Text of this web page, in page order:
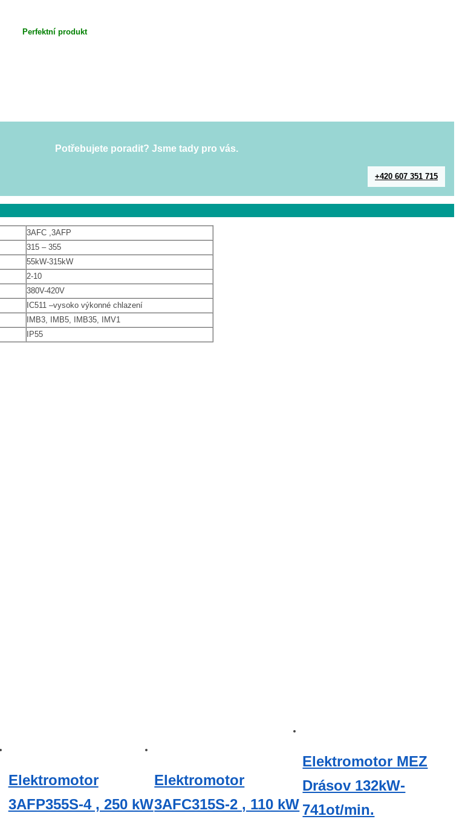
Perfektní produkt
Potřebujete poradit? Jsme tady pro vás.
+420 607 351 715
3AFC ,3AFP
315 – 355
55kW-315kW
2-10
380V-420V
IC511 –vysoko výkonné chlazení
IMB3, IMB5, IMB35, IMV1
IP55
Elektromotor
3AFP355S-4 , 250 kW
Elektromotor
3AFC315S-2 , 110 kW
Elektromotor MEZ
Drásov 132kW-
741ot/min.